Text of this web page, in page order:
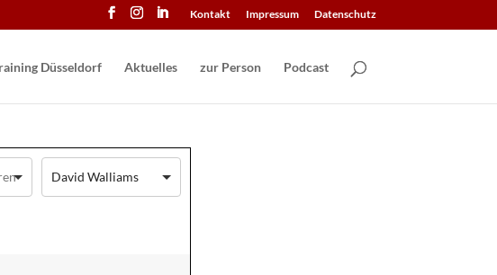
Kontakt Impressum Datenschutz
Aktuelles zur Person Podcast
David Walliams